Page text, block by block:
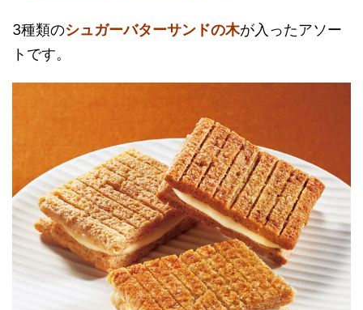
3種類のシュガーバターサンドの木が入ったアソー
トです。